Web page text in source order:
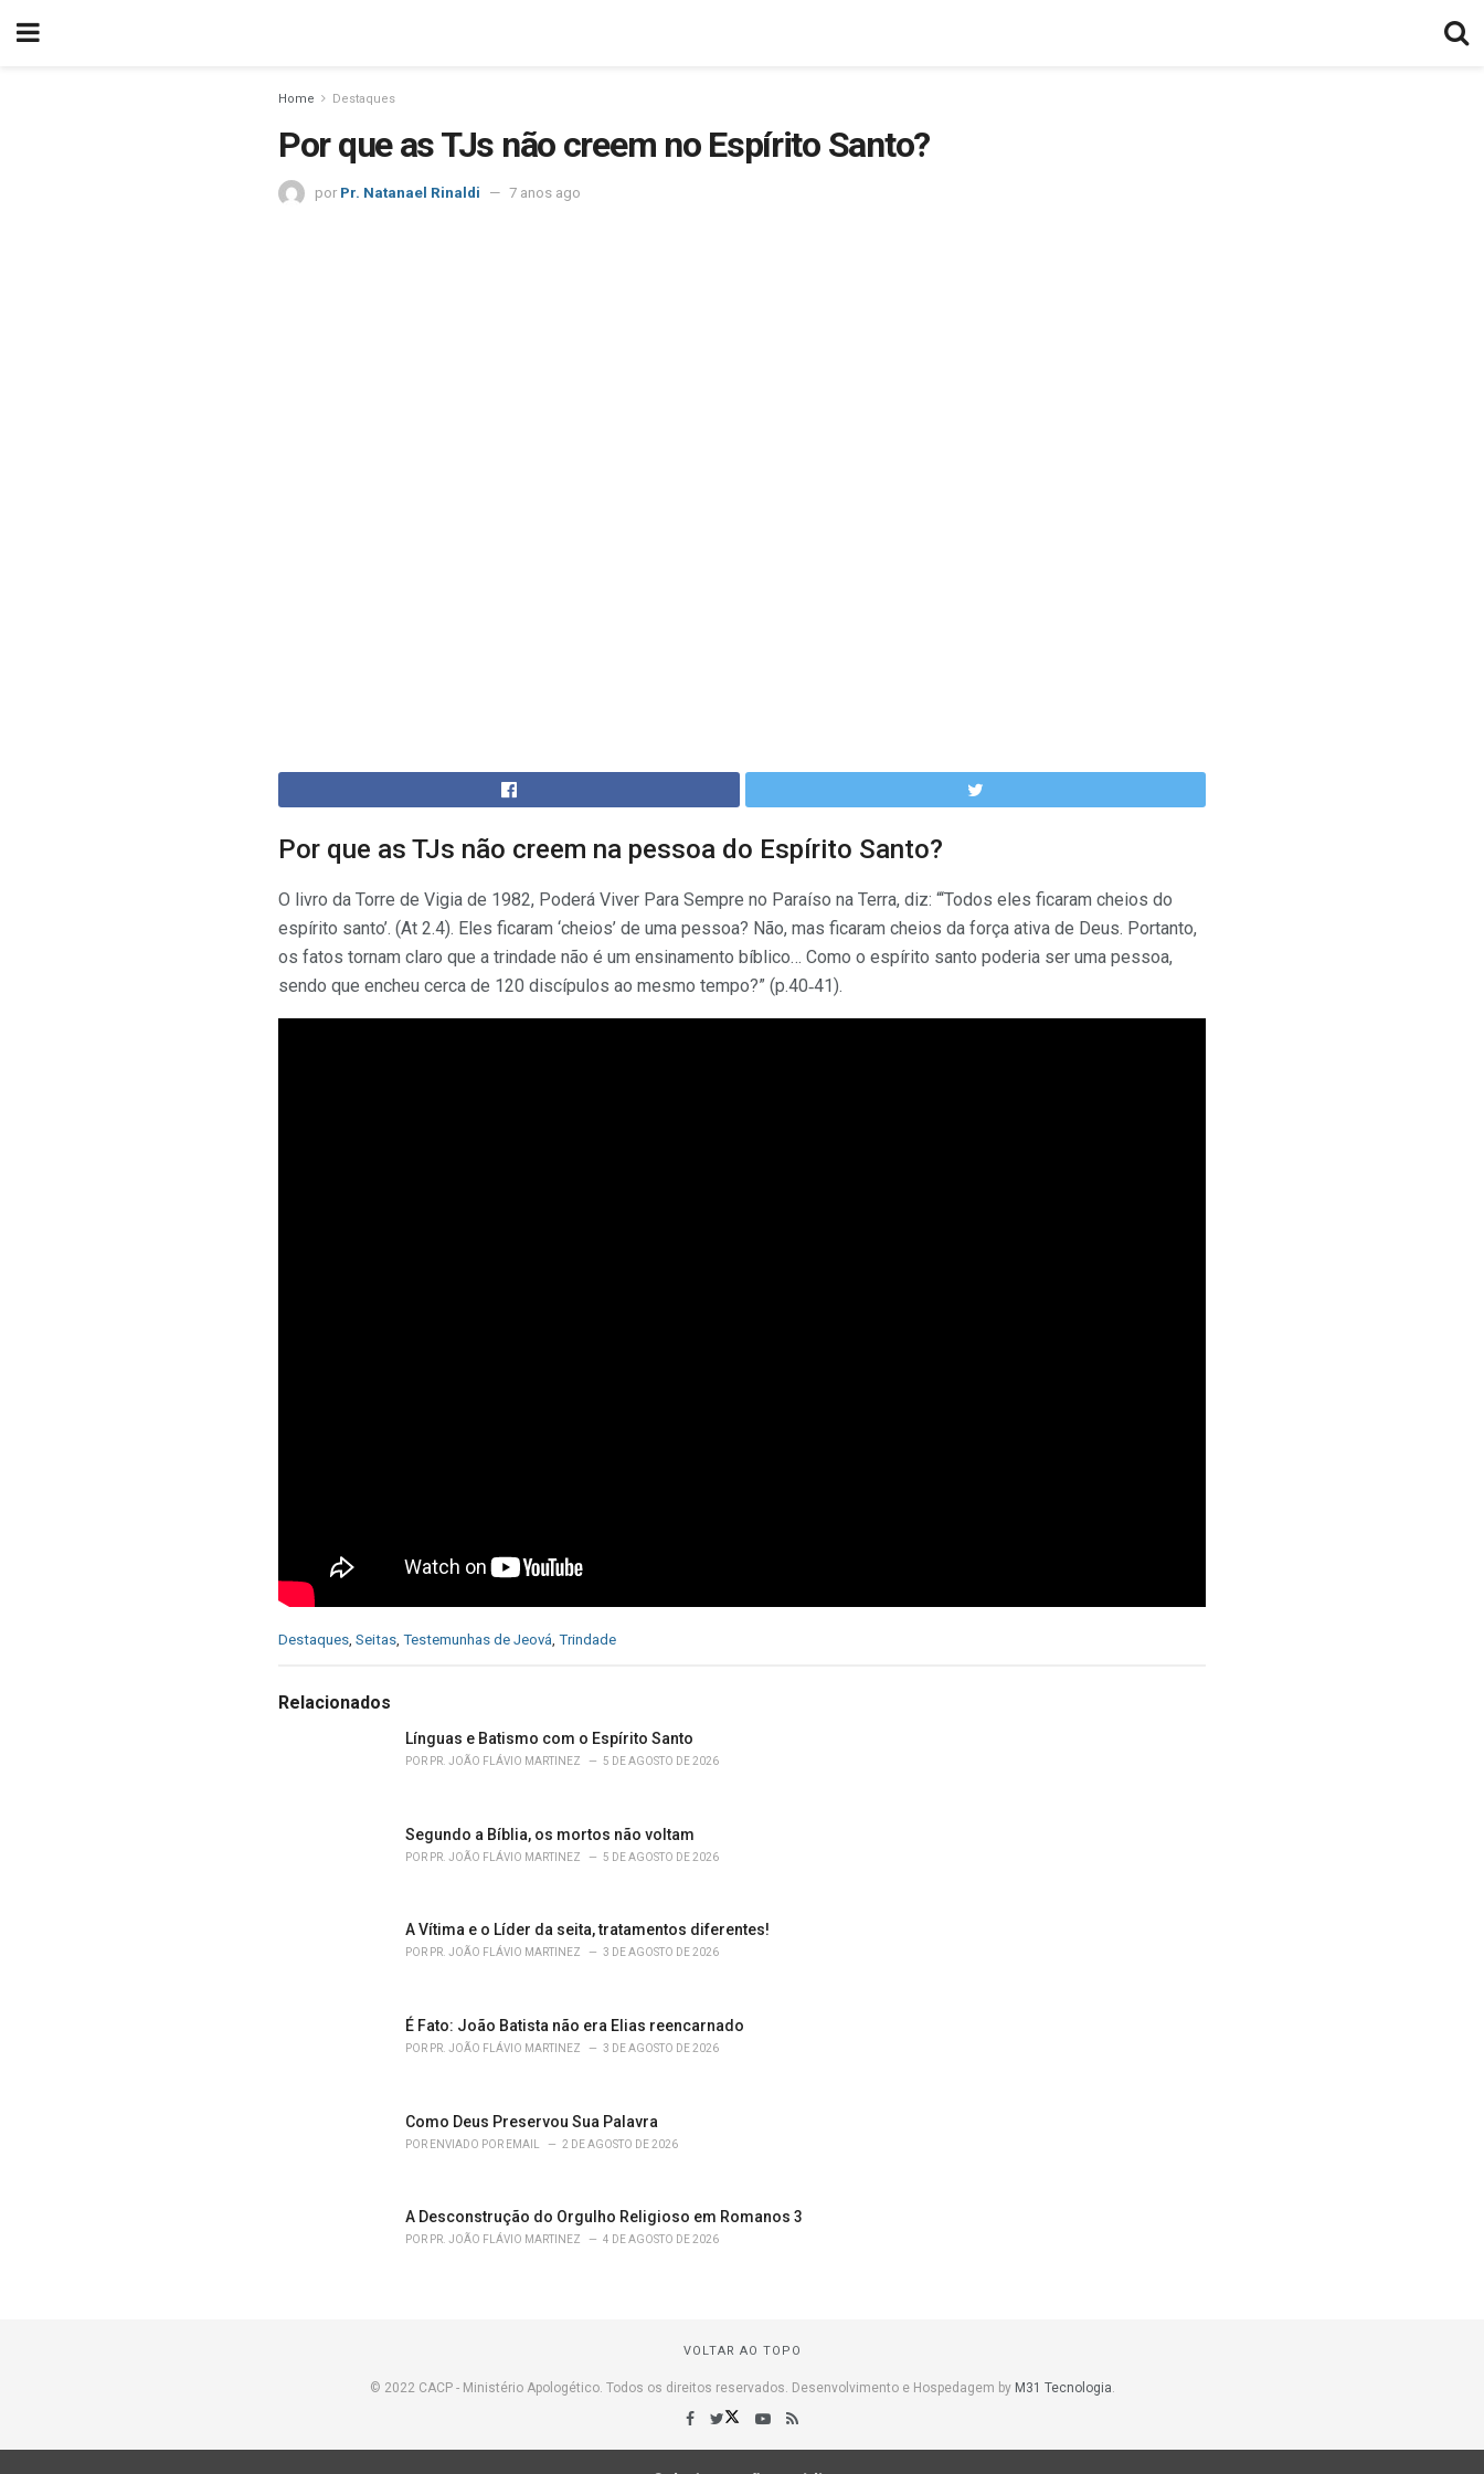
Home Destaques
Por que as TJs não creem no Espírito Santo?
por Pr. Natanael Rinaldi 7 anos ago
Por que as TJs não creem na pessoa do Espírito Santo?
O livro da Torre de Vigia de 1982, Poderá Viver Para Sempre no Paraíso na Terra, diz: “‘Todos eles ficaram cheios do
espírito santo’. (At 2.4). Eles ficaram ‘cheios’ de uma pessoa? Não, mas ficaram cheios da força ativa de Deus. Portanto,
os fatos tornam claro que a trindade não é um ensinamento bíblico… Como o espírito santo poderia ser uma pessoa,
sendo que encheu cerca de 120 discípulos ao mesmo tempo?” (p.40‑41).
C
e
Destaques Seitas Testemunhas de Jeová Trindade
Relacionados
Línguas e Batismo com o Espírito Santo
POR PR. JOÃO FLÁVIO MARTINEZ 5 DE AGOSTO DE 2026
Segundo a Bíblia, os mortos não voltam
POR PR. JOÃO FLÁVIO MARTINEZ 5 DE AGOSTO DE 2026
A Vítima e o Líder da seita, tratamentos diferentes!
POR PR. JOÃO FLÁVIO MARTINEZ 3 DE AGOSTO DE 2026
É Fato: João Batista não era Elias reencarnado
POR PR. JOÃO FLÁVIO MARTINEZ 3 DE AGOSTO DE 2026
Como Deus Preservou Sua Palavra
POR ENVIADO POR EMAIL 2 DE AGOSTO DE 2026
A Desconstrução do Orgulho Religioso em Romanos 3
POR PR. JOÃO FLÁVIO MARTINEZ 4 DE AGOSTO DE 2026
VOLTAR AO TOPO
© 2022 CACP - Ministério Apologético. Todos os direitos reservados. Desenvolvimento e Hospedagem by M31 Tecnologia.